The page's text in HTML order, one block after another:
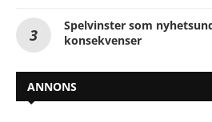
Spelvinster som
konsekvenser
ANNONS